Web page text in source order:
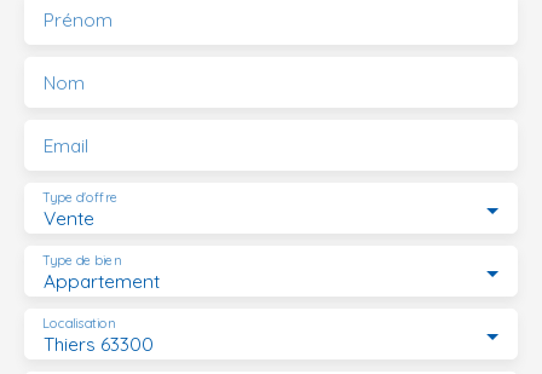
Prénom
Nom
Email
Vente
Type d'offre
Appartement
Type de bien
Thiers 63300
Localisation